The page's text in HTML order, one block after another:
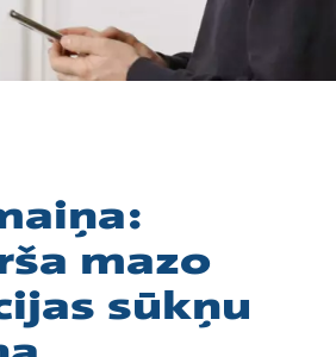
mazo
sūkņu